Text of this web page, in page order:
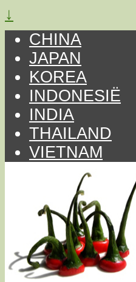
↓
CHINA
JAPAN
KOREA
INDONESIË
INDIA
THAILAND
VIETNAM